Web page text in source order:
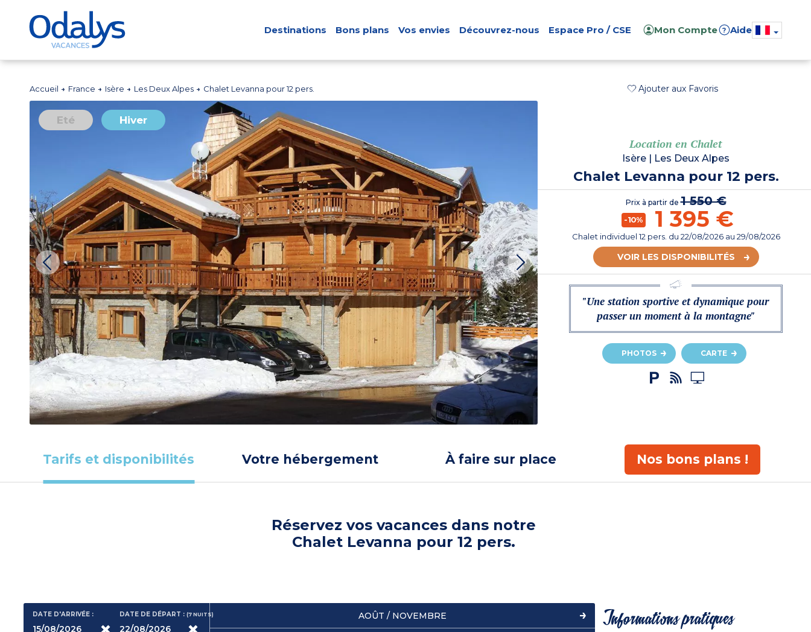
Destinations Bons plans Vos envies Découvrez-nous Espace Pro / CSE Mon Compte ? Aide
Accueil France Isère Les Deux Alpes Chalet Levanna pour 12 pers. Ajouter aux Favoris
Eté Hiver
Location en Chalet
Isère Les Deux Alpes
Chalet Levanna pour 12 pers.
Prix à partir de1 550 €
-10% 1 395 €
Chalet individuel 12 pers. du 22/08/2026au 29/08/2026
VOIR LES DISPONIBILITÉS
"Une station sportive et dynamique pour
passer un moment à la montagne"
PHOTOS CARTE
Tarifs et disponibilités Votre hébergement À faire sur place Nos bons plans !
Réservez vos vacances dans notre
Chalet Levanna pour 12 pers.
DATE D'ARRIVÉE : DATE DE DÉPART :(7NUITS) AOÛT / NOVEMBRE Informations pratiques